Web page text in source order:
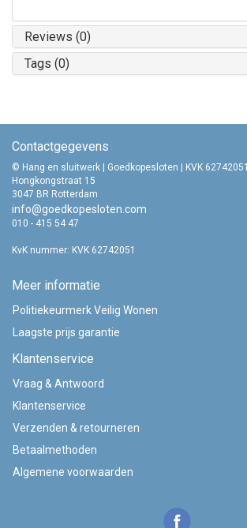
Reviews (0)
Tags (0)
Contactgegevens
© Hang en sluitwerk | Goedkopesloten | KVK 62742051
Hongkongstraat 15
3047 BR Rotterdam
info@goedkopesloten.com
010 - 415 54 47
KvK nummer: KVK 62742051
Meer informatie
Politiekeurmerk Veilig Wonen
Laagste prijs garantie
Klantenservice
Vraag & Antwoord
Klantenservice
Verzenden & retourneren
Betaalmethoden
Algemene voorwaarden